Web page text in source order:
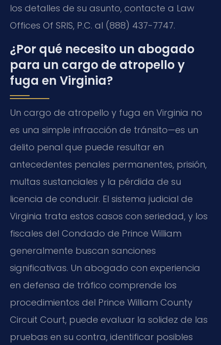
los detalles de su asunto, contacte a Law
Offices Of SRIS, P.C. al (888) 437-7747.
¿Por qué necesito un abogado
para un cargo de atropello y
fuga en Virginia?
Un cargo de atropello y fuga en Virginia no
es una simple infracción de tránsito—es un
delito penal que puede resultar en
antecedentes penales permanentes, prisión,
multas sustanciales y la pérdida de su
licencia de conducir. El sistema judicial de
Virginia trata estos casos con seriedad, y los
fiscales del Condado de Prince William
generalmente buscan sanciones
significativas. Un abogado con experiencia
en defensa de tráfico comprende los
procedimientos del Prince William County
Circuit Court, puede evaluar la solidez de las
pruebas en su contra, identificar posibles